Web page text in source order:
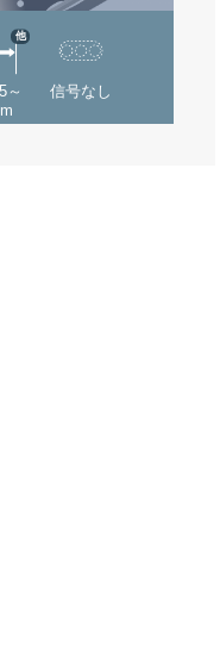
～
他
信号なし